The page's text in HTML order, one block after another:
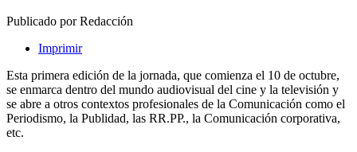
Publicado por Redacción
Imprimir
Esta primera edición de la jornada, que comienza el 10 de octubre,
se enmarca dentro del mundo audiovisual del cine y la televisión y
se abre a otros contextos profesionales de la Comunicación como el
Periodismo, la Publidad, las RR.PP., la Comunicación corporativa,
etc.